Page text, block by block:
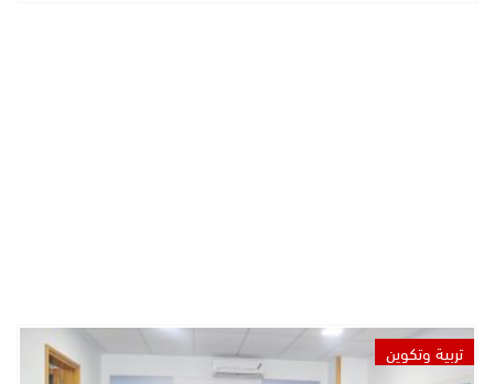
تربية وتكوين